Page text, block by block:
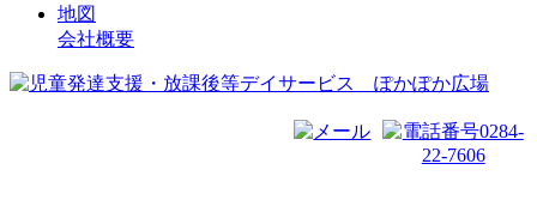
地図
会社概要